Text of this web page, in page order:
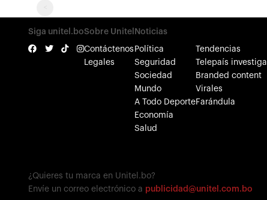
Siga unitel.boSobre Unitel
Contáctenos
Legales
Noticias
Política
Seguridad
Sociedad
Mundo
A Todo Deporte
Economía
Salud
Tendencias
Telepaís investiga
Branded content
Virales
Farándula
¿Quieres tu marca en Unitel.bo?
Envíe un correo electrónico a publicidad@unitel.com.bo